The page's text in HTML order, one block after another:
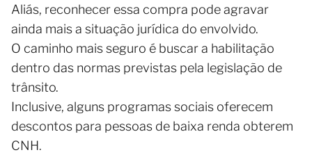
Aliás, reconhecer essa compra pode agravar
ainda mais a situação jurídica do envolvido.
O caminho mais seguro é buscar a habilitação
dentro das normas previstas pela legislação de
trânsito.
Inclusive, alguns programas sociais oferecem
descontos para pessoas de baixa renda obterem
CNH.